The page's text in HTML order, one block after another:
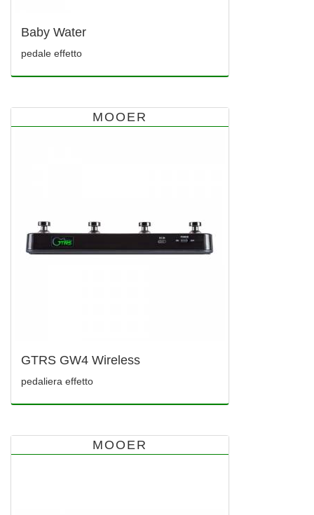
Baby Water
pedale effetto
MOOER
GTRS GW4 Wireless
pedaliera effetto
MOOER